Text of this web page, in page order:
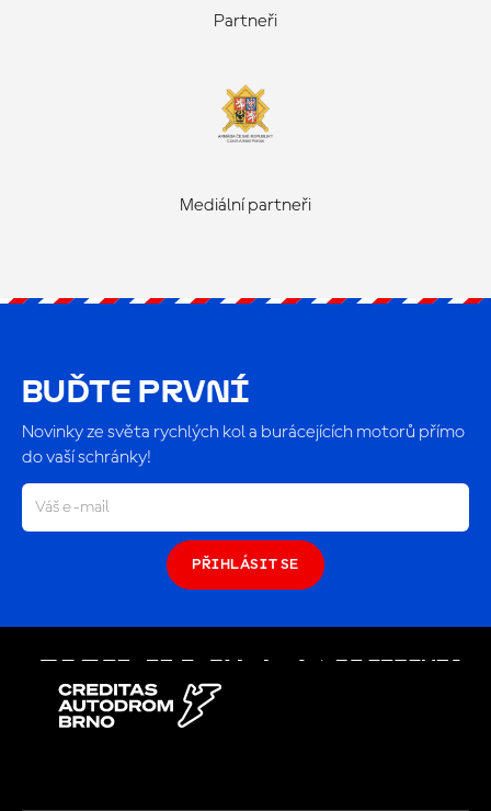
Partneři
Mediální partneři
BUĎTE PRVNÍ
Novinky ze světa rychlých kol a burácejících motorů přímo
do vaší schránky!
PŘIHLÁSIT SE